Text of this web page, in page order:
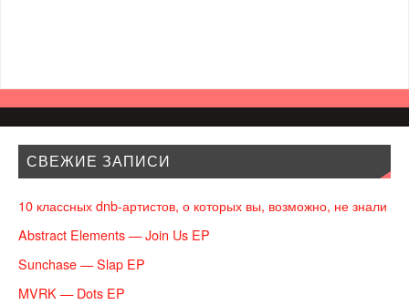
СВЕЖИЕ ЗАПИСИ
10 классных dnb-артистов, о которых вы, возможно, не знали
Abstract Elements — Join Us EP
Sunchase — Slap EP
MVRK — Dots EP